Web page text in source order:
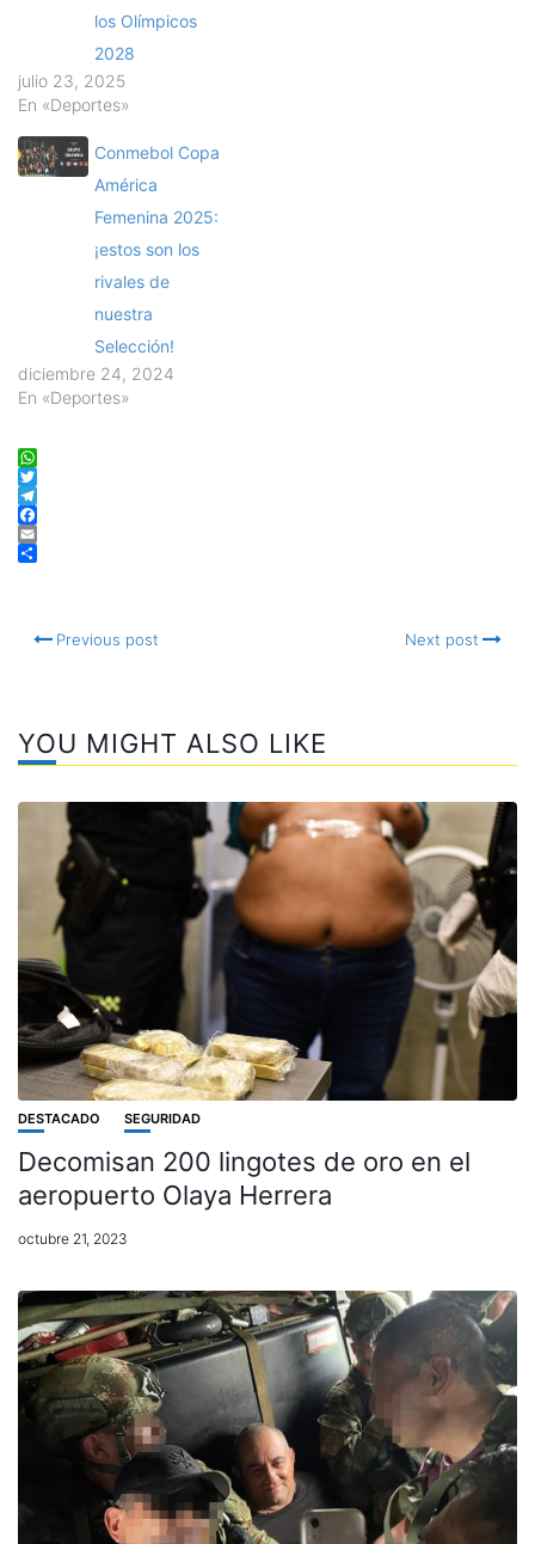
los Olímpicos
2028
julio 23, 2025
En «Deportes»
Conmebol Copa
América
Femenina 2025:
¡estos son los
rivales de
nuestra
Selección!
diciembre 24, 2024
En «Deportes»
WhatsApp
Twitter
Telegram
Facebook
Email
Previous post Next post
YOU MIGHT ALSO LIKE
DESTACADO SEGURIDAD
Decomisan 200 lingotes de oro en el
aeropuerto Olaya Herrera
octubre 21, 2023